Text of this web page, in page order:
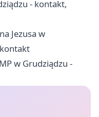
- kontakt,
Jezusa w
w Grudziądzu -